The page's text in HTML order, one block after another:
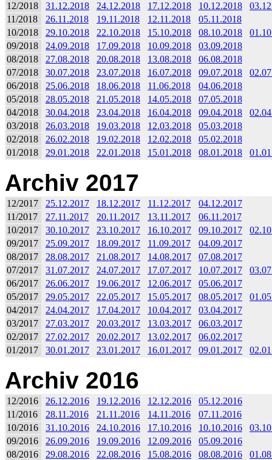
12/2018 31.12.2018 24.12.2018 17.12.2018 10.12.2018
11/2018
26.11.2018 19.11.2018 12.11.2018
05.11.2018
10/2018
29.10.2018 22.10.2018 15.10.2018 08.10.2018
09/2018
24.09.2018 17.09.2018 10.09.2018
03.09.2018
08/2018
27.08.2018 20.08.2018 13.08.2018
06.08.2018
07/2018
30.07.2018 23.07.2018 16.07.2018 09.07.2018
06/2018
25.06.2018 18.06.2018 11.06.2018
04.06.2018
05/2018
28.05.2018 21.05.2018 14.05.2018
07.05.2018
04/2018
30.04.2018 23.04.2018 16.04.2018 09.04.2018
03/2018
26.03.2018 19.03.2018 12.03.2018
05.03.2018
02/2018
26.02.2018 19.02.2018 12.02.2018
05.02.2018
01/2018
29.01.2018 22.01.2018 15.01.2018 08.01.2018
Archiv 2017
12/2017 25.12.2017 18.12.2017 11.12.2017
04.12.2017
11/2017
27.11.2017 20.11.2017 13.11.2017
06.11.2017
10/2017
30.10.2017 23.10.2017 16.10.2017 09.10.2017
09/2017
25.09.2017 18.09.2017 11.09.2017
04.09.2017
08/2017
28.08.2017 21.08.2017 14.08.2017
07.08.2017
07/2017
31.07.2017 24.07.2017 17.07.2017 10.07.2017
06/2017
26.06.2017 19.06.2017 12.06.2017
05.06.2017
05/2017
29.05.2017 22.05.2017 15.05.2017 08.05.2017
04/2017
24.04.2017 17.04.2017 10.04.2017
03.04.2017
03/2017
27.03.2017 20.03.2017 13.03.2017
06.03.2017
02/2017
27.02.2017 20.02.2017 13.02.2017
06.02.2017
01/2017
30.01.2017 23.01.2017 16.01.2017 09.01.2017
Archiv 2016
12/2016 26.12.2016 19.12.2016 12.12.2016
05.12.2016
11/2016
28.11.2016 21.11.2016 14.11.2016
07.11.2016
10/2016
31.10.2016 24.10.2016 17.10.2016 10.10.2016
09/2016
26.09.2016 19.09.2016 12.09.2016
05.09.2016
08/2016
29.08.2016 22.08.2016 15.08.2016 08.08.2016